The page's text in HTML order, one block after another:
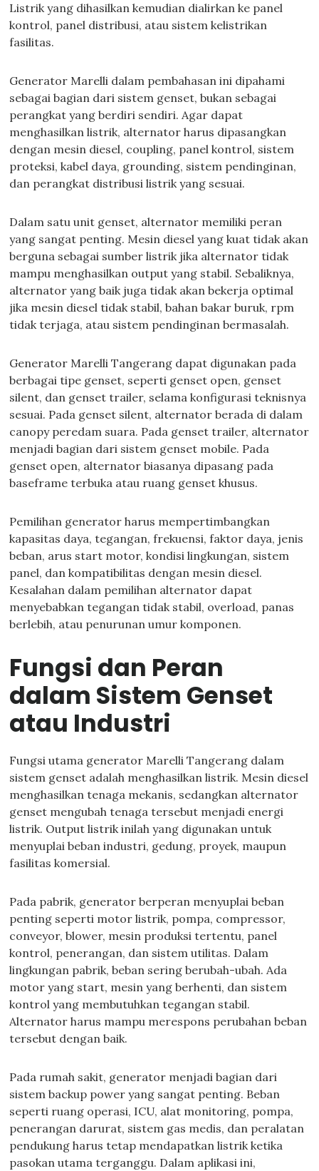
Listrik yang dihasilkan kemudian dialirkan ke panel
kontrol, panel distribusi, atau sistem kelistrikan
fasilitas.
Generator Marelli dalam pembahasan ini dipahami
sebagai bagian dari sistem genset, bukan sebagai
perangkat yang berdiri sendiri. Agar dapat
menghasilkan listrik, alternator harus dipasangkan
dengan mesin diesel, coupling, panel kontrol, sistem
proteksi, kabel daya, grounding, sistem pendinginan,
dan perangkat distribusi listrik yang sesuai.
Dalam satu unit genset, alternator memiliki peran
yang sangat penting. Mesin diesel yang kuat tidak akan
berguna sebagai sumber listrik jika alternator tidak
mampu menghasilkan output yang stabil. Sebaliknya,
alternator yang baik juga tidak akan bekerja optimal
jika mesin diesel tidak stabil, bahan bakar buruk, rpm
tidak terjaga, atau sistem pendinginan bermasalah.
Generator Marelli Tangerang dapat digunakan pada
berbagai tipe genset, seperti genset open, genset
silent, dan genset trailer, selama konfigurasi teknisnya
sesuai. Pada genset silent, alternator berada di dalam
canopy peredam suara. Pada genset trailer, alternator
menjadi bagian dari sistem genset mobile. Pada
genset open, alternator biasanya dipasang pada
baseframe terbuka atau ruang genset khusus.
Pemilihan generator harus mempertimbangkan
kapasitas daya, tegangan, frekuensi, faktor daya, jenis
beban, arus start motor, kondisi lingkungan, sistem
panel, dan kompatibilitas dengan mesin diesel.
Kesalahan dalam pemilihan alternator dapat
menyebabkan tegangan tidak stabil, overload, panas
berlebih, atau penurunan umur komponen.
Fungsi dan Peran
dalam Sistem Genset
atau Industri
Fungsi utama generator Marelli Tangerang dalam
sistem genset adalah menghasilkan listrik. Mesin diesel
menghasilkan tenaga mekanis, sedangkan alternator
genset mengubah tenaga tersebut menjadi energi
listrik. Output listrik inilah yang digunakan untuk
menyuplai beban industri, gedung, proyek, maupun
fasilitas komersial.
Pada pabrik, generator berperan menyuplai beban
penting seperti motor listrik, pompa, compressor,
conveyor, blower, mesin produksi tertentu, panel
kontrol, penerangan, dan sistem utilitas. Dalam
lingkungan pabrik, beban sering berubah-ubah. Ada
motor yang start, mesin yang berhenti, dan sistem
kontrol yang membutuhkan tegangan stabil.
Alternator harus mampu merespons perubahan beban
tersebut dengan baik.
Pada rumah sakit, generator menjadi bagian dari
sistem backup power yang sangat penting. Beban
seperti ruang operasi, ICU, alat monitoring, pompa,
penerangan darurat, sistem gas medis, dan peralatan
pendukung harus tetap mendapatkan listrik ketika
pasokan utama terganggu. Dalam aplikasi ini,